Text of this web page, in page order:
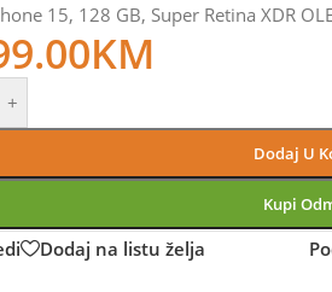
15, 128 GB, Super Retina XDR
KM
+
Dodaj U
Kupi
Dodaj na listu želja